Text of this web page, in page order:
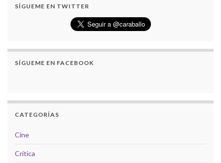
SÍGUEME EN TWITTER
SÍGUEME EN FACEBOOK
CATEGORÍAS
Cine
Crítica